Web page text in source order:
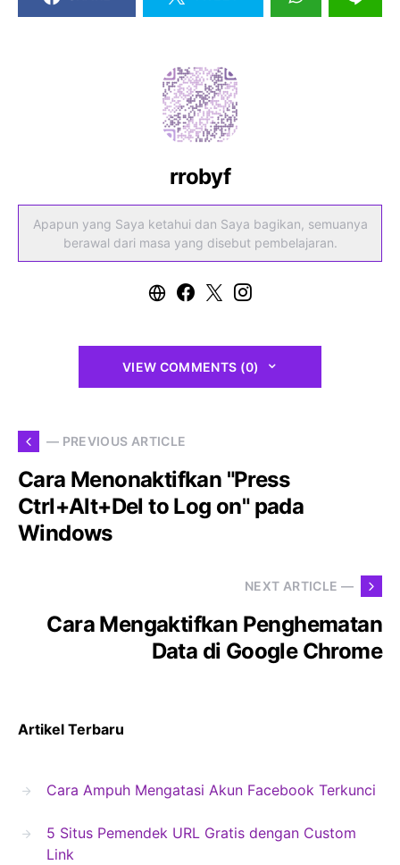
rrobyf
Apapun yang Saya ketahui dan Saya bagikan, semuanya
berawal dari masa yang disebut pembelajaran.
VIEW COMMENTS (0)
— PREVIOUS ARTICLE
Cara Menonaktifkan "Press
Ctrl+Alt+Del to Log on" pada
Windows
NEXT ARTICLE —
Cara Mengaktifkan Penghematan
Data di Google Chrome
Artikel Terbaru
Cara Ampuh Mengatasi Akun Facebook Terkunci
5 Situs Pemendek URL Gratis dengan Custom
Link